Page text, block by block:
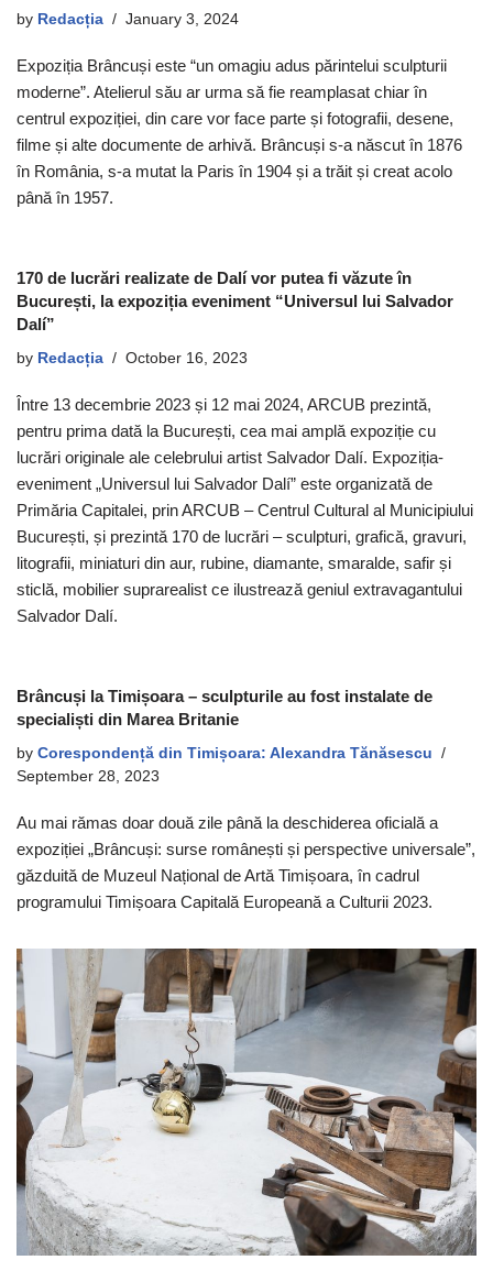
by Redacția January 3, 2024
Expoziția Brâncuși este “un omagiu adus părintelui sculpturii
moderne”. Atelierul său ar urma să fie reamplasat chiar în
centrul expoziției, din care vor face parte și fotografii, desene,
filme și alte documente de arhivă. Brâncuși s-a născut în 1876
în România, s-a mutat la Paris în 1904 și a trăit și creat acolo
până în 1957.
170 de lucrări realizate de Dalí vor putea fi văzute în
București, la expoziția eveniment “Universul lui Salvador
Dalí”
by Redacția October 16, 2023
Între 13 decembrie 2023 și 12 mai 2024, ARCUB prezintă,
pentru prima dată la București, cea mai amplă expoziție cu
lucrări originale ale celebrului artist Salvador Dalí. Expoziția-
eveniment „Universul lui Salvador Dalí” este organizată de
Primăria Capitalei, prin ARCUB – Centrul Cultural al Municipiului
București, și prezintă 170 de lucrări – sculpturi, grafică, gravuri,
litografii, miniaturi din aur, rubine, diamante, smaralde, safir și
sticlă, mobilier suprarealist ce ilustrează geniul extravagantului
Salvador Dalí.
Brâncuși la Timișoara – sculpturile au fost instalate de
specialiști din Marea Britanie
by Corespondență din Timișoara: Alexandra Tănăsescu
September 28, 2023
Au mai rămas doar două zile până la deschiderea oficială a
expoziției „Brâncuși: surse românești și perspective universale”,
găzduită de Muzeul Național de Artă Timișoara, în cadrul
programului Timișoara Capitală Europeană a Culturii 2023.